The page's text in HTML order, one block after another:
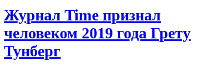
Журнал Time признал
человеком 2019 года Грету
Тунберг